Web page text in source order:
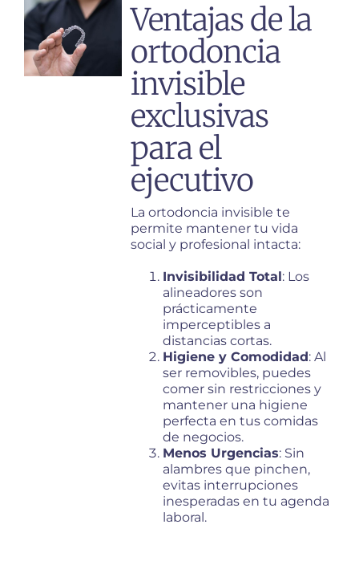
Ventajas de la
ortodoncia
invisible
exclusivas
para el
ejecutivo
La ortodoncia invisible te
permite mantener tu vida
social y profesional intacta:
Invisibilidad Total : Los
alineadores son
prácticamente
imperceptibles a
distancias cortas.
Higiene y Comodidad : Al
ser removibles, puedes
comer sin restricciones y
mantener una higiene
perfecta en tus comidas
de negocios.
Menos Urgencias: Sin
alambres que pinchen,
evitas interrupciones
inesperadas en tu agenda
laboral.